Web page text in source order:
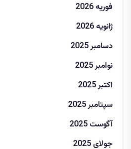
فوریه 2026
ژانویه 2026
دسامبر 2025
نوامبر 2025
اکتبر 2025
سپتامبر 2025
آگوست 2025
جولای 2025